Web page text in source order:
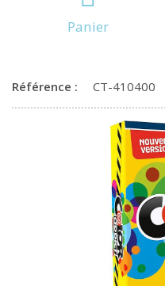
Panier
Référence : CT-410400